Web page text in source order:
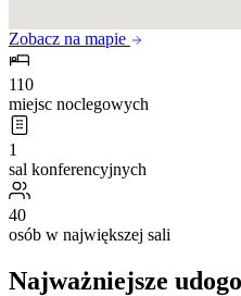
Zobacz na mapie
110
miejsc noclegowych
1
sal konferencyjnych
40
osób w największej sali
Najważniejsze